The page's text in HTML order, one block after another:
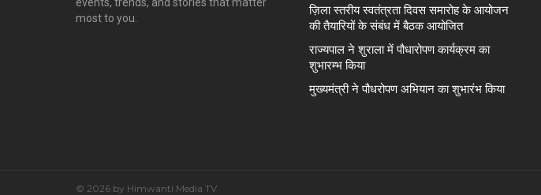
most to you.
ज़िला स्तरीय स्वतंत्रता दिवस समारोह के आयोजन
की तैयारियों के संबंध में बैठक आयोजित
राज्यपाल ने शुराला में पौधारोपण कार्यक्रम का
शुभारम्भ किया
मुख्यमंत्री ने पौधरोपण अभियान का शुभारंभ किया
© 2026 by Himwanti Media TV